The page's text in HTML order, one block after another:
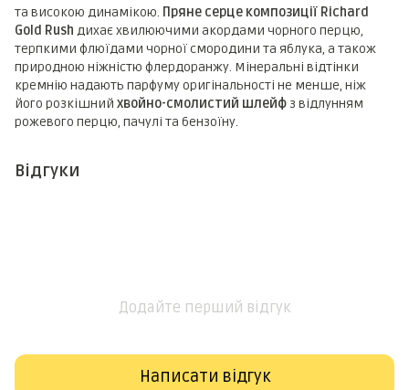
та високою динамікою. Пряне серце композиції Richard
Gold Rush дихає хвилюючими акордами чорного перцю,
терпкими флюїдами чорної смородини та яблука, а також
природною ніжністю флердоранжу. Мінеральні відтінки
кремнію надають парфуму оригінальності не менше, ніж
його розкішний хвойно-смолистий шлейф з відлунням
рожевого перцю, пачулі та бензоїну.
Відгуки
Додайте перший відгук
Написати відгук